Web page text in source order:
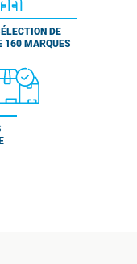
DE
160 MARQUES